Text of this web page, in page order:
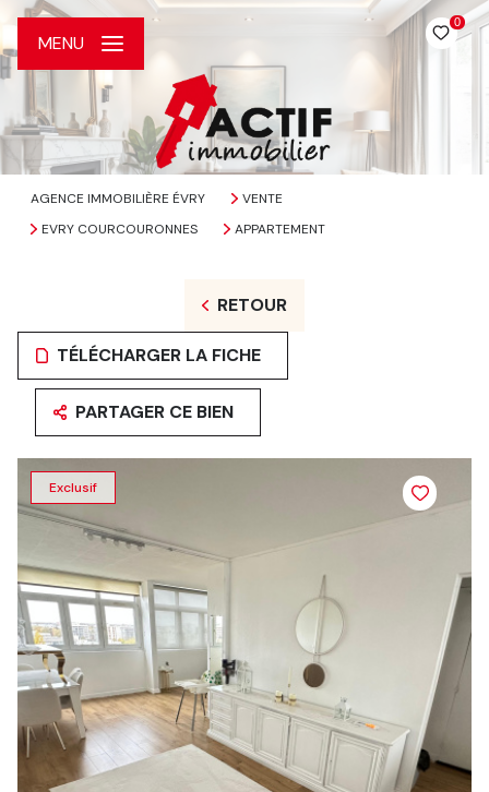
0
MENU
AGENCE IMMOBILIÈRE ÉVRY
VENTE
EVRY COURCOURONNES
APPARTEMENT
RETOUR
TÉLÉCHARGER LA FICHE
PARTAGER CE BIEN
Exclusif